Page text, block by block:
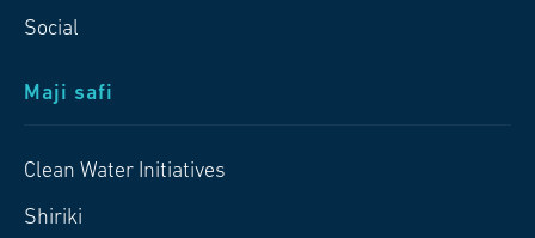
Social
Maji safi
Clean Water Initiatives
Shiriki